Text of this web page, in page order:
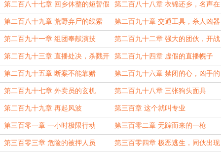
第二百八十七章 回乡休整的短暂假
期
第二百八十八章 衣锦还乡，名声在
外
第二百八十九章 荒野弃尸的线索 第二百九十章 交通工具，杀人凶器
第二百九十一章 组团奉献演技 第二百九十二章 强大的团伙，开战
第二百九十三章 直播处决，杀戮开
始
第二百九十四章 虚假的直播幌子
第二百九十五章 断案不能靠赌 第二百九十六章 禁闭的心，凶手的
恨
第二百九十七章 外卖员的玄机 第二百九十八章 三张狗头面具
第二百九十九章 再起风波 第三百章 这个就叫专业
第三百零一章 一小时极限行动 第三百零二章 无踪而来的一枪
第三百零三章 危险的被押人员 第三百零四章 极恶逃生，同伙出现